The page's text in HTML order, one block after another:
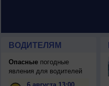
ВОДИТЕЛЯМ
Опасныепогодные
явления для водителей